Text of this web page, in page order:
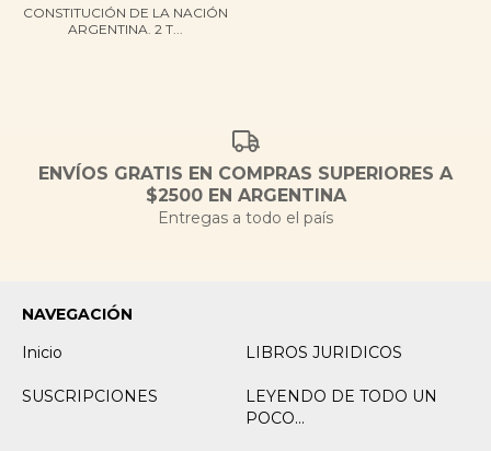
CONSTITUCIÓN DE LA NACIÓN
ARGENTINA. 2 T...
ENVÍOS GRATIS EN COMPRAS SUPERIORES A
$2500 EN ARGENTINA
Entregas a todo el país
NAVEGACIÓN
Inicio
LIBROS JURIDICOS
SUSCRIPCIONES
LEYENDO DE TODO UN
POCO...